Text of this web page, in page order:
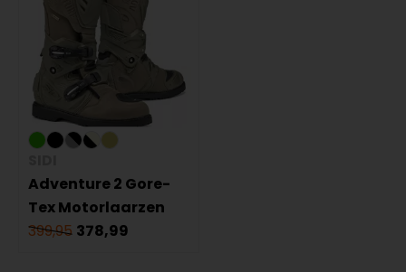
Adventure 2 Gore-
Tex Motorlaarzen
399,95 378,99